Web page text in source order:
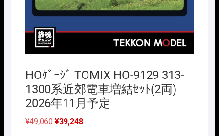
HOｹﾞｰｼﾞ TOMIX HO-9129 313-
1300系近郊電車増結ｾｯﾄ(2両)
2026年11月予定
¥49,060 元
¥39,248現